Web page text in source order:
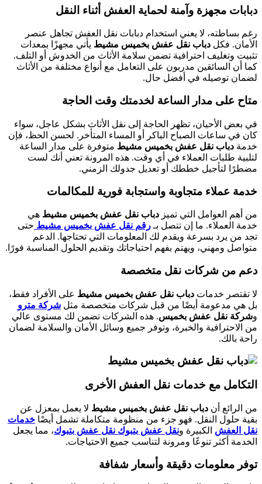
دبابات مجهزة وآمنة لحماية العفش أثناء النقل
رغم بساطته، لا يعني استخدام دبابات نقل العفش تجاهل عنصر
الأمان. فكل دباب نقل عفش بخميس مشيط يأتي مجهزًا بمعدات
تثبيت وتغليف احترافية تضمن سلامة الأثاث من الخدوش أو التلف.
كما أن السائقين مدربون على التعامل مع أنواع مختلفة من الأثاث
لضمان توصيله في أفضل حال.
متاح على مدار الساعة لخدمتك وقت الحاجة
في بعض الأحيان، تظهر الحاجة إلى نقل الأثاث بشكل عاجل، سواء
كان في ساعات الصباح الباكر أو المساء المتأخر. لحسن الحظ، فإن
خدمة دباب نقل عفش بخميس مشيط متوفرة على مدار الساعة
لتلبية طلبات العملاء في أي وقت. هذه المرونة تعني أنك لست
مضطرًا لتأجيل خططك أو تعديل جدولك الزمني.
خدمة عملاء متجاوبة واستجابة فورية للمكالمات
من أهم العوامل التي تميز دباب نقل عفش بخميس مشيط هي
خدمة العملاء. ما إن تتصل بـ رقم نقل عفش بخميس مشيط حتى
تجد من يرد بسرعة ويقدم لك المعلومات التي تحتاجها. الدعم
متواصل ومهني، ويهتم بفهم احتياجاتك وتقديم الحلول المناسبة فورًا.
دعم من شركات نقل متخصصة
لا تقتصر خدمات دباب نقل عفش بخميس مشيط على الأفراد فقط،
بل هي مدعومة أيضًا من قبل شركات متخصصة مثل شركة مترو
وشركة نقل عفش بخميس. هذه الشركات تضمن لك مستوى عالي
من الاحترافية والخبرة، وتوفر جميع وسائل الأمان والسلامة لضمان
راحة بالك.
التكامل مع خدمات نقل العفش الأخرى
من الرائع أن دباب نقل عفش بخميس مشيط لا يعمل بمعزل عن
بقية حلول النقل. فهو جزء من منظومة متكاملة تشمل أيضًا خدمات
نقل العفش الكبيرة ونقل عفش بتبوك نقل عفش بتبوك، مما يجعل
الخدمة أكثر تنوعًا ومرونة لتناسب جميع الاحتياجات.
توفر معلومات دقيقة وأسعار شفافة